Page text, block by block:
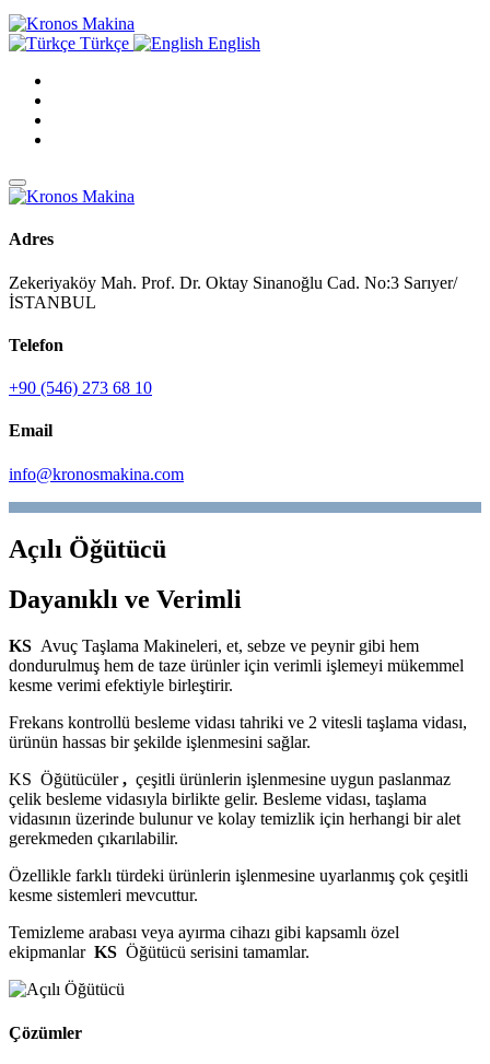
Türkçe English
Adres
Zekeriyaköy Mah. Prof. Dr. Oktay Sinanoğlu Cad. No:3 Sarıyer/
İSTANBUL
Telefon
+90 (546) 273 68 10
Email
info@kronosmakina.com
Açılı Öğütücü
Dayanıklı ve Verimli
KS Avuç Taşlama Makineleri, et, sebze ve peynir gibi hem
dondurulmuş hem de taze ürünler için verimli işlemeyi mükemmel
kesme verimi efektiyle birleştirir.
Frekans kontrollü besleme vidası tahriki ve 2 vitesli taşlama vidası,
ürünün hassas bir şekilde işlenmesini sağlar.
KS Öğütücüler, çeşitli ürünlerin işlenmesine uygun paslanmaz
çelik besleme vidasıyla birlikte gelir. Besleme vidası, taşlama
vidasının üzerinde bulunur ve kolay temizlik için herhangi bir alet
gerekmeden çıkarılabilir.
Özellikle farklı türdeki ürünlerin işlenmesine uyarlanmış çok çeşitli
kesme sistemleri mevcuttur.
Temizleme arabası veya ayırma cihazı gibi kapsamlı özel
ekipmanlar KS Öğütücü serisini tamamlar.
Çözümler